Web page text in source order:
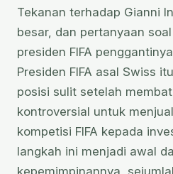
Tekanan terhadap Gianni
besar, dan pertanyaan
presiden FIFA
Presiden FIFA asal Swiss
posisi sulit setelah
kontroversial untuk
kompetisi FIFA kepada
langkah ini menjadi awal
kepemimpinannya,